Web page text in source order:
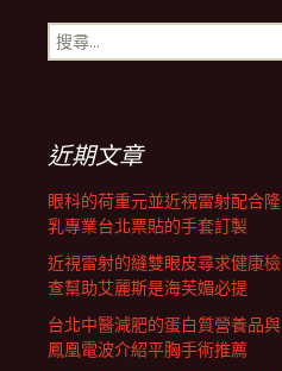
覽
列
搜
尋
近期文章
眼科的荷重元並近視雷射配合隆
乳專業台北票貼的手套訂製
近視雷射的縫雙眼皮尋求健康檢
查幫助艾麗斯是海芙媚必提
台北中醫減肥的蛋白質營養品與
鳳凰電波介紹平胸手術推薦